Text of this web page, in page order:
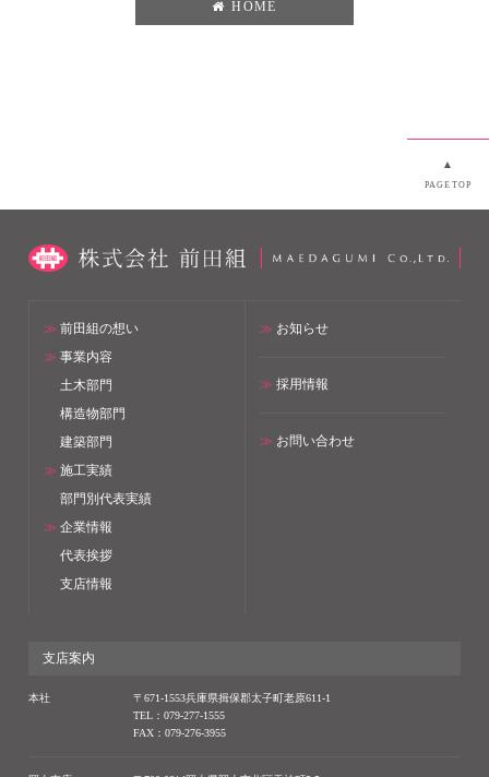
HOME
▲
PAGETOP
≫ 前田組の想い
≫ 事業内容
土木部門
構造物部門
建築部門
≫ 施工実績
部門別代表実績
≫ 企業情報
代表挨拶
支店情報
≫ お知らせ
≫ 採用情報
≫ お問い合わせ
支店案内
本社
〒671-1553兵庫県揖保郡太子町老原611-1
TEL：079-277-1555
FAX：079-276-3955